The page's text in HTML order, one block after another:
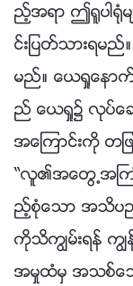
ည့္အရာ ဤ႐ူပါ႐ုံမ်
င္းျပတ္သားရမ
မည္။ ေယရႈေ
ည္ ေယရႈ၌ လုပ္ေ
အေၾကာင္းကို တျ
“လူ၏အေတြ႕အႀကဳံ
ည့္စုံေသာ အသိပည
ကိုသိကြၽမ္းရန္ က
အမႈထံမွ အသစ္ေသ